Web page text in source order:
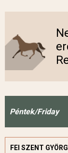
Péntek/Friday
FEI SZENT